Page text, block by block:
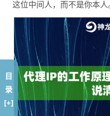
这位中间人，而不是你本人
目
录
[+]